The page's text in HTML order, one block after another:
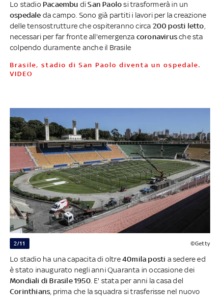
Lo stadio Pacaembu diSan Paolosi trasformerà in un
ospedale da campo. Sono già partiti i lavori per la creazione
delle tensostrutture che ospiteranno circa 200 posti letto
necessari per far fronte all'emergenza coronavirusche sta
colpendo duramente anche il Brasile
Brasile, stadio di San Paolo diventa un ospedale.
VIDEO
2/11 ©Getty
Lo stadio ha una capacita di oltre40mila posti a sedere ed
è stato inaugurato negli anni Quaranta in occasione dei
Mondiali di Brasile 1950 . E' stata per anni la casa del
Corinthians , prima che la squadra si trasferisse nel nuovo